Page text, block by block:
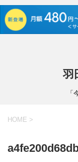
羽
「
HOME >